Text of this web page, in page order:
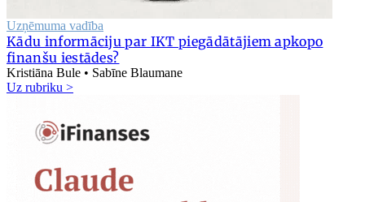
Uzņēmuma vadība
Kādu informāciju par IKT piegādātājiem apkopo
finanšu iestādes?
Kristiāna Bule • Sabīne Blaumane
Uz rubriku >